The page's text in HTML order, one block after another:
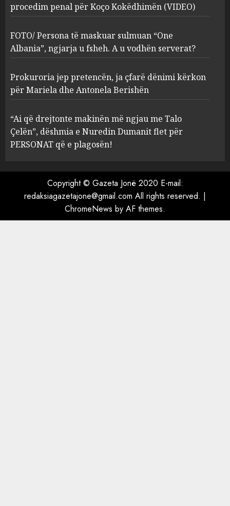
3
FOTO/ Persona të maskuar
sulmuan “One Albania”,
ngjarja u fsheh. A u vodhën
serverat?
MARCH 25, 2025
4
Prokuroria jep pretencën, ja
çfarë dënimi kërkon për
Berishën
MARCH 25, 2025
ngjau me Talo Çelën”,
dëshmia e Nuredin Dumanit
flet për PERSONAT që e
plagosën!
procedim penal për Koço Kokëdhimën (VIDEO)
FOTO/ Persona të maskuar sulmuan “One
Albania”, ngjarja u fsheh. A u vodhën serverat?
Prokuroria jep pretencën, ja çfarë dënimi kërkon
për Mariela dhe Antonela Berishën
“Ai që drejtonte makinën më ngjau me Talo
Çelën”, dëshmia e Nuredin Dumanit flet për
PERSONAT që e plagosën!
Copyright © Gazeta Jonë 2020 E-mail:
redaksiagazetajone@gmail.com All rights reserved. |
ChromeNews by AF themes.